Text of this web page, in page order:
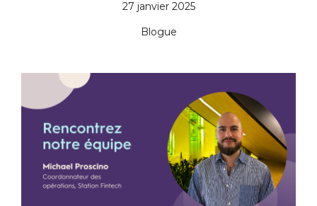
Blogue
27 janvier 2025